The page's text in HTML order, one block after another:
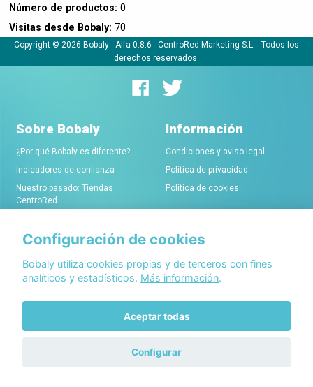
Número de productos: 0
Visitas desde Bobaly: 70
Copyright © 2026 Bobaly - Alfa 0.8.6 - CentroRed Marketing S.L. - Todos los
derechos reservados.
Sobre Bobaly
¿Por qué Bobaly es diferente?
Indicadores de confianza
Nuestro pasado: Tiendas
CentroRed
Información
Condiciones y aviso legal
Política de privacidad
Política de cookies
Comerciantes
Alta de tiendas online
Condiciones de alta
Conócenos
Acerca de Bobaly Partners
Partner eCommerce
Configuración de cookies
Bobaly utiliza cookies propias y de terceros con fines
analíticos y estadísticos. Más información.
Aceptar todas
Configurar